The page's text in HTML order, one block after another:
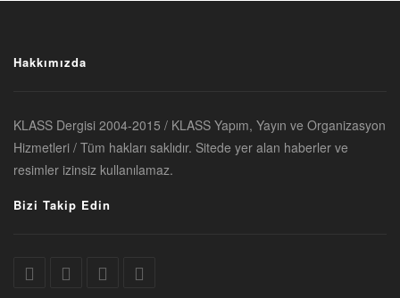
Hakkımızda
KLASS Dergisi 2004-2015 / KLASS Yapım, Yayın ve Organizasyon
Hizmetleri / Tüm hakları saklıdır. Sitede yer alan haberler ve
resimler izinsiz kullanılamaz.
Bizi Takip Edin